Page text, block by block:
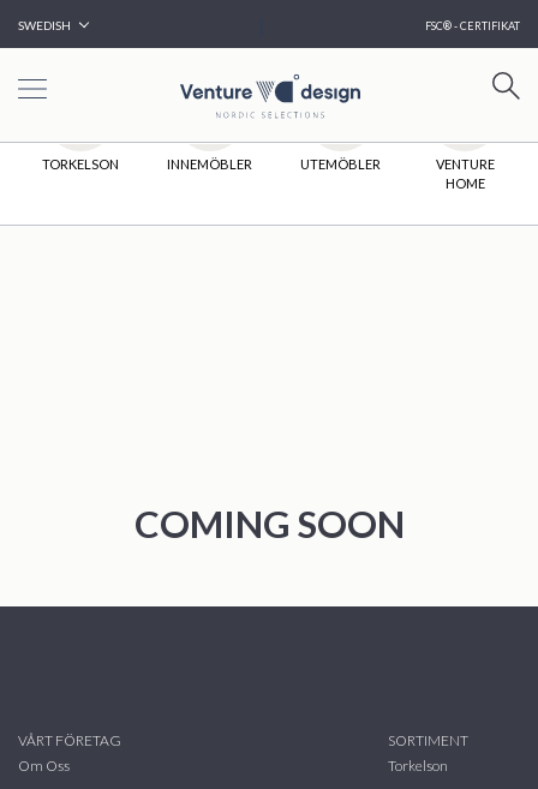
SWEDISH FSC® - CERTIFIKAT
HEM
TORKELSON INNEMÖBLER UTEMÖBLER
VENTURE
HOME
COMING SOON
VÅRT FÖRETAG
Om Oss
SORTIMENT
Torkelson